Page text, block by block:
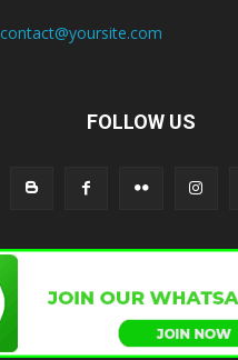
contact@yoursite.com
FOLLOW US